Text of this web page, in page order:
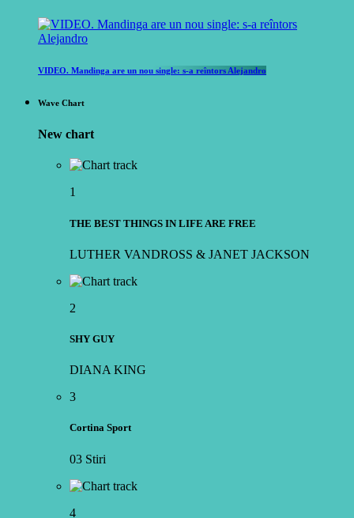
VIDEO. Mandinga are un nou single: s-a reîntors Alejandro
Wave Chart
New chart
1
THE BEST THINGS IN LIFE ARE FREE
LUTHER VANDROSS & JANET JACKSON
2
SHY GUY
DIANA KING
3
Cortina Sport
03 Stiri
4